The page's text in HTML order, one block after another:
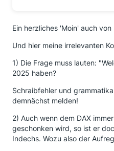
Ein herzliches 'Moin' auch von
Und hier meine irrelevanten
1) Die Frage muss lauten:
2025 haben?
Schraibfehler und
demnächst melden!
2) Auch wenn dem DAX
geschonken wird, so ist er
Indechs. Wozu also der